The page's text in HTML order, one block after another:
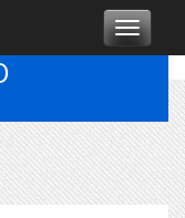
T
o
l
e
n
a
v